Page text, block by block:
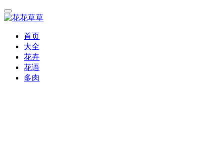
首页
大全
花卉
花语
多肉